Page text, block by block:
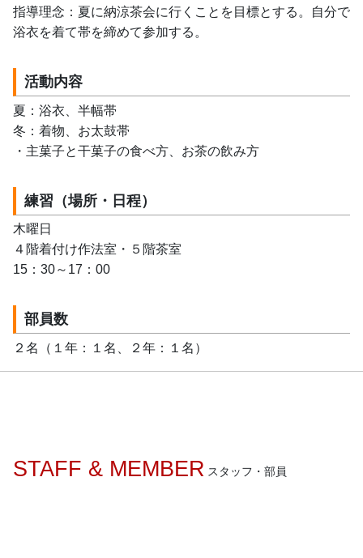
指導理念：夏に納涼茶会に行くことを目標とする。自分で
浴衣を着て帯を締めて参加する。
活動内容
夏：浴衣、半幅帯
冬：着物、お太鼓帯
・主菓子と干菓子の食べ方、お茶の飲み方
練習（場所・日程）
木曜日
４階着付け作法室・５階茶室
15：30～17：00
部員数
２名（１年：１名、２年：１名）
スタッフ・部員
STAFF & MEMBER